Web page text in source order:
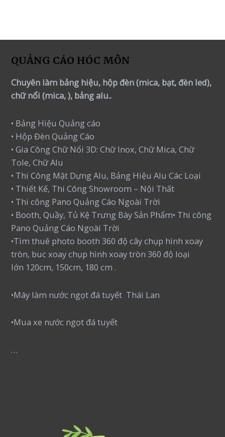
QUẢNG CÁO HÓC MÔN
Chuyên làm bảng hiệu, hộp đèn (mica, bạt, đèn led),
chữ nổi (mica, ), bảng alu..
• Bảng Hiệu Quảng cáo
• Hộp Đèn Quảng Cáo
• Gia Công Chữ Nổi 3D: Chữ Inox, Chữ Mica, Chữ
Tole, Chữ Alu
• Thi Công Mặt Dựng Alu, Bảng Hiệu Alu Các Loại
• Thiết Kế, Thi Công Showroom – Nội Thất
• Thi công Pano Quảng Cáo Ngoài Trời
• Booth, Quầy, Tủ Kệ Trưng Bày Sản Phẩm• Thi công
Pano Quảng Cáo Ngoài Trời
•Tìm thuê photo booth 360 độ cây chụp hình xoay
tròn, buc xoay chụp hình xoay tròn 360 độ loại
lớn 120cm, 150cm, 180 cm .
•Máy làm nước ngọt đá tuyết Thái Lan
•Mua xe nước ngọt đá tuyết
…